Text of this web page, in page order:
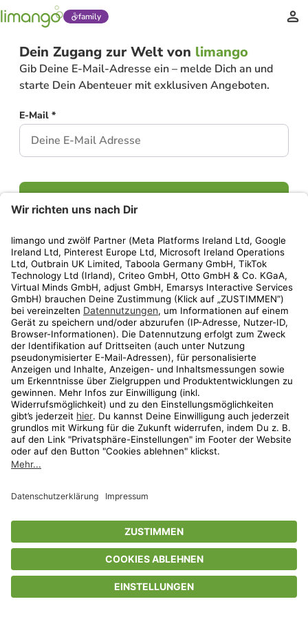
family
Dein Zugang zur Welt von limango
Gib Deine E-Mail-Adresse ein – melde Dich an und
starte Dein Abenteuer mit exklusiven Angeboten.
E-Mail *
Weiter
Privatsphäre-EinstellungenAGBDatenschutzCompliance
GeschenkgutscheinbedingungenImpressumHelp Center